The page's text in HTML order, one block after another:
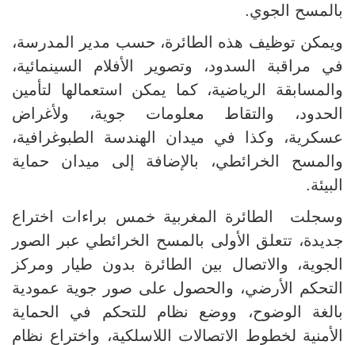
بالمسح الجوي.
ويمكن توظيف هذه الطائرة، حسب مدير المدرسة،
في مراقبة السدود، وتصوير الأفلام السينمائية،
والمسابقة الرياضية، كما يمكن استعمالها لتأمين
الحدود، والتقاط معلومات جوية، ولأغراض
عسكرية، وكذا في ميدان الهندسة الطبوغرافية،
والمسح الخرائطي، بالإضافة إلى ميدان حماية
البيئة.
وسجلت الطائرة المغربية خمس براءات اختراع
جديدة، تتعلق الأولى بالمسح الخرائطي عبر الصور
الجوية، والاتصال بين الطائرة بدون طيار ومركز
التحكم الأرضي، والحصول على صور جوية عمودية
بالغة الوضوح، ووضع نظام للتحكم في الحماية
الأمنية لخطوط الاتصالات اللاسلكية، واختراع نظام